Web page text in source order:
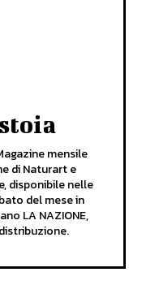
mensile
di Naturart e
disponibile nelle
del mese in
LA NAZIONE,